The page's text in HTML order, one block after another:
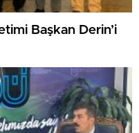
Başkan Derin’i